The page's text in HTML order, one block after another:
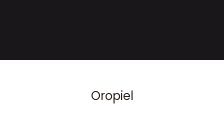
Oropiel